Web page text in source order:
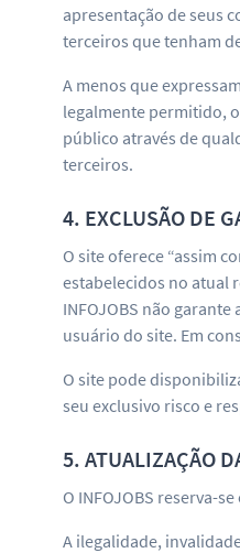
apresentação de seus
terceiros que tenham
A menos que
legalmente permitido,
público através de
terceiros.
4. EXCLUSÃO DE
O site oferece “assim
estabelecidos no atual
INFOJOBS não
usuário do site. Em
O site pode
seu exclusivo risco e
5. ATUALIZAÇÃO
O INFOJOBS reserva-
A ilegalidade,